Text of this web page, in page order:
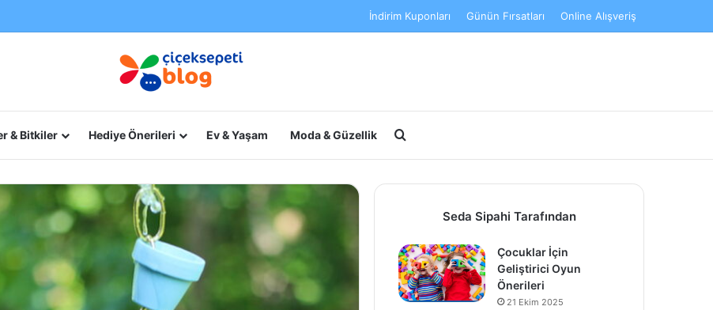
İndirim Kuponları Günün Fırsatları Online Alışveriş
& Bitkiler Hediye Önerileri Ev & Yaşam Moda & Güzellik Arama yap ...
Seda Sipahi Tarafından
Çocuklar İçin
Geliştirici Oyun
Önerileri
21 Ekim 2025